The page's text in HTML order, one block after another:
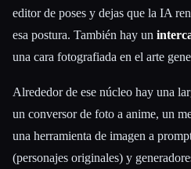
editor de poses y dejas que la IA
esa postura. También hay un
una cara fotografiada en el arte
Alrededor de ese núcleo hay una
un conversor de foto a anime, un
una herramienta de imagen a
(personajes originales) y